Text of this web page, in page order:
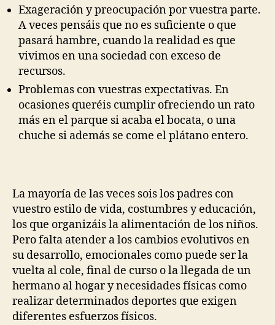
Exageración y preocupación por vuestra parte.
A veces pensáis que no es suficiente o que
pasará hambre, cuando la realidad es que
vivimos en una sociedad con exceso de
recursos.
Problemas con vuestras expectativas. En
ocasiones queréis cumplir ofreciendo un rato
más en el parque si acaba el bocata, o una
chuche si además se come el plátano entero.
La mayoría de las veces sois los padres con
vuestro estilo de vida, costumbres y educación,
los que organizáis la alimentación de los niños.
Pero falta atender a los cambios evolutivos en
su desarrollo, emocionales como puede ser la
vuelta al cole, final de curso o la llegada de un
hermano al hogar y necesidades físicas como
realizar determinados deportes que exigen
diferentes esfuerzos físicos.